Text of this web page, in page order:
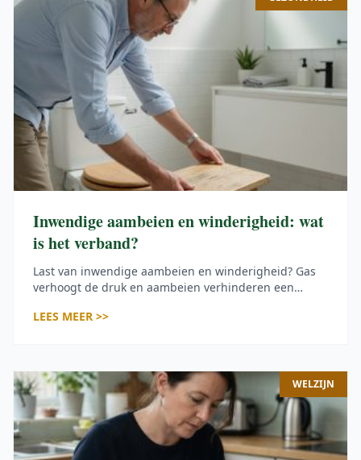
Inwendige aambeien en winderigheid: wat
is het verband?
Last van inwendige aambeien en winderigheid? Gas
verhoogt de druk en aambeien verhinderen een
minuten!
LEES MEER >>
WELZIJN